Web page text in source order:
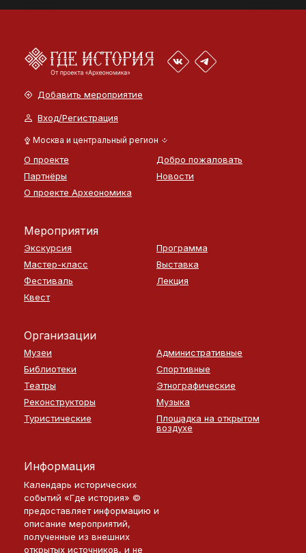
Добавить мероприятие
Вход/Регистрация
Москва и центральный регион
О проекте
Добро пожаловать
Партнёры
Новости
О проекте Археономика
Мероприятия
Экскурсия
Программа
Мастер-класс
Выставка
Фестиваль
Лекция
Квест
Организации
Музеи
Административные
Библиотеки
Спортивные
Театры
Этнографические
Реконструкторы
Музыка
Туристические
Площадка на открытом
воздухе
Информация
Календарь исторических
событий «Где история» ©
предоставляет информацию и
описание мероприятий,
полученные из внешних
открытых источников, и не